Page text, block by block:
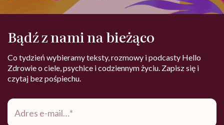
Bądź z nami na bieżąco
Co tydzień wybieramy teksty, rozmowy i podcasty Hello
Zdrowie o ciele, psychice i codziennym życiu. Zapisz się i
czytaj bez pośpiechu.
Adres
mail*